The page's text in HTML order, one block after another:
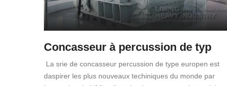
Concasseur à percussion de typ
La srie de concasseur percussion de type europen est
daspirer les plus nouveaux techiniques du monde par